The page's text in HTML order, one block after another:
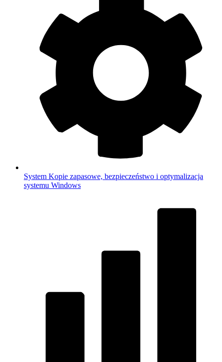
System Kopie zapasowe, bezpieczeństwo i optymalizacja
systemu Windows